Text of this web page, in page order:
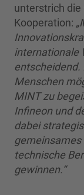
unterstrich
Kooperation:
internationale
entscheidend.
Menschen
MINT zu
Infineon und
dabei
technische
gewinnen.“